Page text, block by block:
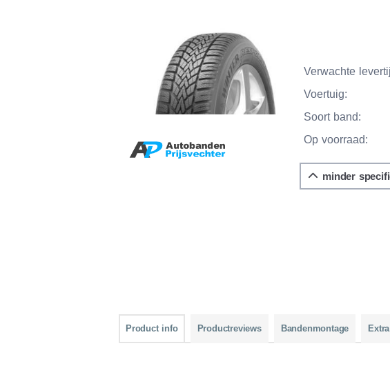
Verwachte
Voertuig:
Soort band:
Op voorraad:
minder
Product info Productreviews Bandenmontage